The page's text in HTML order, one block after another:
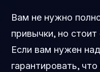
Вам не нужно
привычки, но
Если вам нужен
гарантировать,